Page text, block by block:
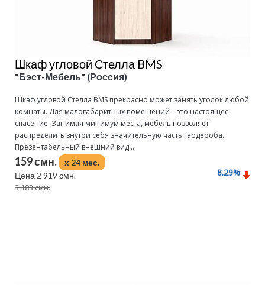
Шкаф угловой Стелла BMS
"Бэст-Мебель" (Россия)
Шкаф угловой Стелла BMS прекрасно может занять уголок любой
комнаты. Для малогабаритных помещений – это настоящее
спасение. Занимая минимум места, мебель позволяет
распределить внутри себя значительную часть гардероба.
Презентабельный внешний вид ...
159 смн.
x 24 мес.
Цена 2 919 смн.
3 183 смн.
8.29%